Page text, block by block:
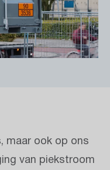
maar ook op ons
van piekstroom